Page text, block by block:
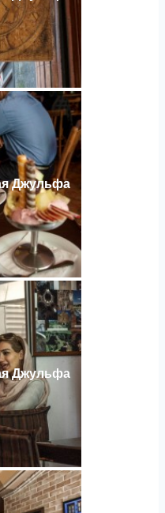
Джульфа
Джульфа